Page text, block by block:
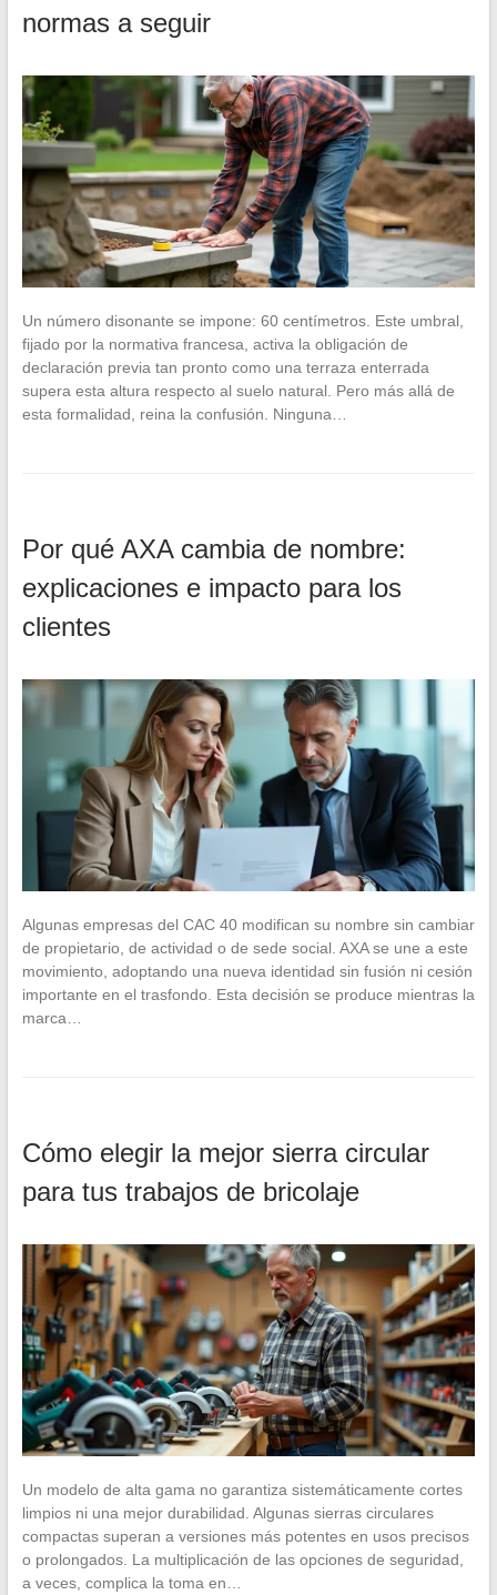
normas a seguir
Un número disonante se impone: 60 centímetros. Este umbral,
fijado por la normativa francesa, activa la obligación de
declaración previa tan pronto como una terraza enterrada
supera esta altura respecto al suelo natural. Pero más allá de
esta formalidad, reina la confusión. Ninguna…
Por qué AXA cambia de nombre:
explicaciones e impacto para los
clientes
Algunas empresas del CAC 40 modifican su nombre sin cambiar
de propietario, de actividad o de sede social. AXA se une a este
movimiento, adoptando una nueva identidad sin fusión ni cesión
importante en el trasfondo. Esta decisión se produce mientras la
marca…
Cómo elegir la mejor sierra circular
para tus trabajos de bricolaje
Un modelo de alta gama no garantiza sistemáticamente cortes
limpios ni una mejor durabilidad. Algunas sierras circulares
compactas superan a versiones más potentes en usos precisos
o prolongados. La multiplicación de las opciones de seguridad,
a veces, complica la toma en…